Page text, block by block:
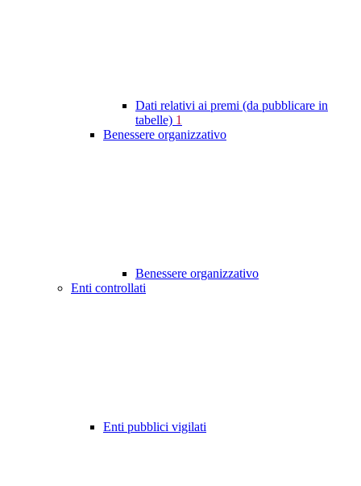
Dati relativi ai premi (da pubblicare in
tabelle) 1
Benessere organizzativo
Benessere organizzativo
Enti controllati
Enti pubblici vigilati